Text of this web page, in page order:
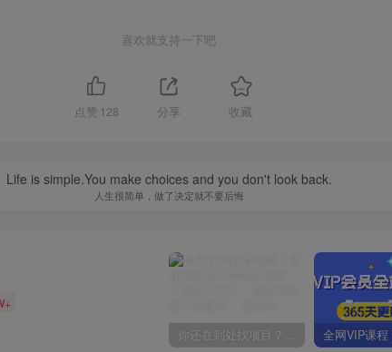
喜欢就支持一下吧
点赞 128 分享 收藏
Life is simple.You make choices and you don't look back.
人生很简单，做了决定就不要后悔
你还在到处找项目？还在当韭菜？我靠卖项目一个月收入5万+，曾经我也是个失败者。